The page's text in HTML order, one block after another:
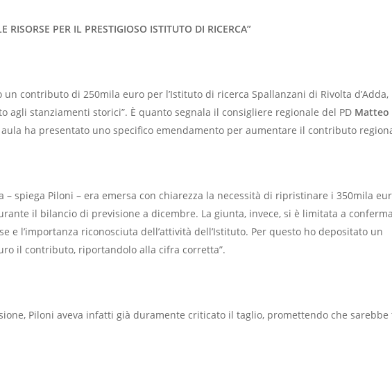
PER IL PRESTIGIOSO ISTITUTO DI RICERCA”
contributo di 250mila euro per l’Istituto di ricerca Spallanzani di Rivolta d’Adda,
stanziamenti storici”. È quanto segnala il consigliere regionale del PD Matteo
ha presentato uno specifico emendamento per aumentare il contributo
spiega Piloni – era emersa con chiarezza la necessità di ripristinare i 350mila
il bilancio di previsione a dicembre. La giunta, invece, si è limitata a
l’importanza riconosciuta dell’attività dell’Istituto. Per questo ho depositato un
il contributo, riportandolo alla cifra corretta”.
Piloni aveva infatti già duramente criticato il taglio, promettendo che